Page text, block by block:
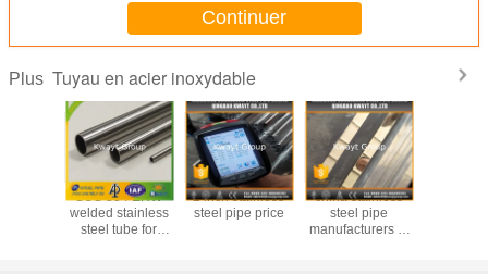
Continuer
Plus Tuyau en acier inoxydable
SUS 304 ERW
welded stainless
steel tube for
2 inch stainless
steel pipe price
china stainless
steel pipe
manufacturers in